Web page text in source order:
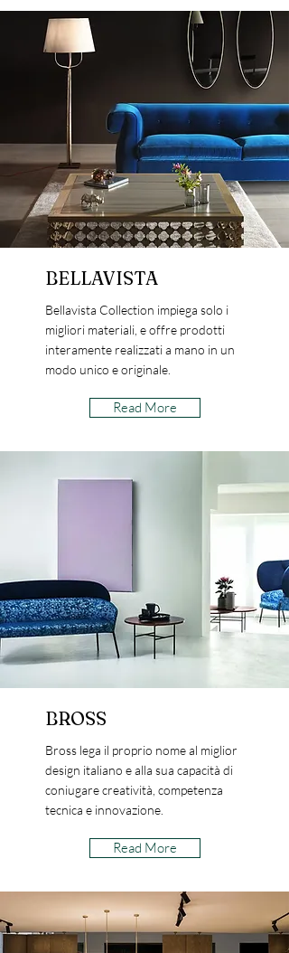
BELLAVISTA
Bellavista Collection impiega solo i
migliori materiali, e offre prodotti
interamente realizzati a mano in un
modo unico e originale.
Read More
BROSS
Bross lega il proprio nome al miglior
design italiano e alla sua capacità di
coniugare creatività, competenza
tecnica e innovazione.
Read More